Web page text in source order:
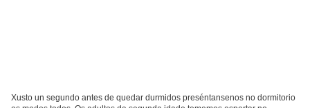
Xusto un segundo antes de quedar durmidos preséntansenos no dormitorio